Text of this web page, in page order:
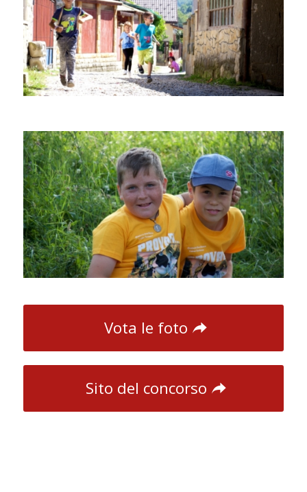
Vota le foto
Sito del concorso